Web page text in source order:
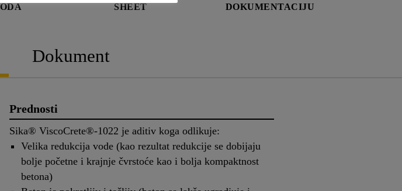
SHEET
DOKUMENTACIJU
Dokument
Prednosti
Sika® ViscoCrete®-1022 je aditiv koga odlikuje:
Velika redukcija vode (kao rezultat redukcije se dobijaju
bolje početne i krajnje čvrstoće kao i bolja kompaktnost
betona)